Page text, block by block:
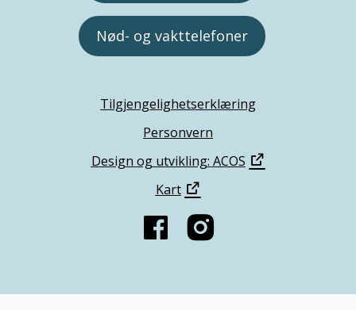
Nød- og vakttelefoner
Tilgjengelighetserklæring
Personvern
Design og utvikling: ACOS
Kart